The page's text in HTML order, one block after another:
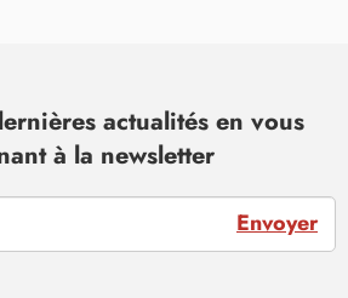
actualités en vous
à la newsletter
Envoyer